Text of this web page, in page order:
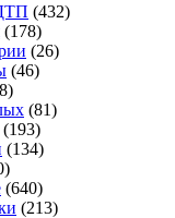
(432)
(178)
(26)
(46)
(81)
(193)
(134)
(640)
(213)